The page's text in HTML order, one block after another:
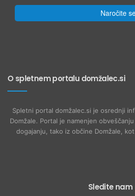
Naročite
O spletnem portalu domžalec.si
Spletni portal domžalec.si je osrednji
Domžale. Portal je namenjen
dogajanju, tako iz občine Domžale,
Sledite nam